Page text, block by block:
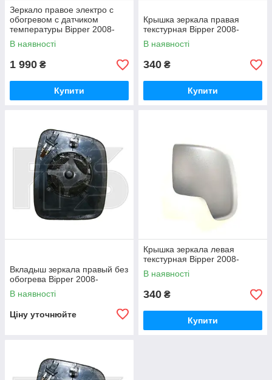
Зеркало правое электро с
обогревом с датчиком
температуры Bipper 2008-
В наявності
1 990 ₴
Купити
Крышка зеркала правая
текстурная Bipper 2008-
В наявності
340 ₴
Купити
Вкладыш зеркала правый без
обогрева Bipper 2008-
В наявності
Ціну уточнюйте
Крышка зеркала левая
текстурная Bipper 2008-
В наявності
340 ₴
Купити